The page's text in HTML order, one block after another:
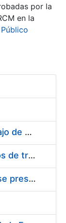
por la
en la
Suministro de Protectores Auditivos a medida para las personas trabajadoras de los Centros de Trabajo de Madrid y Burgos
Suministro de gafas graduadas antiproyecciones para los trabajadores de la FNMT-RCM en los centros de trabajo de Madrid y Burgos
Servicios de una empresa externa para el asesoramiento y resolución de los recursos de alzada que se presentan relacionados con procesos de selección para la FNMT-RCM